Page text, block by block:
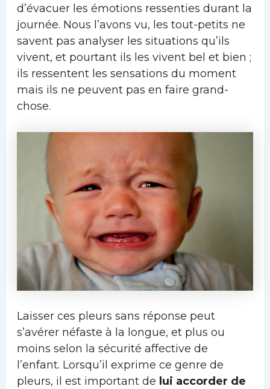
d’évacuer les émotions ressenties durant la
journée. Nous l’avons vu, les tout-petits ne
savent pas analyser les situations qu’ils
vivent, et pourtant ils les vivent bel et bien ;
ils ressentent les sensations du moment
mais ils ne peuvent pas en faire grand-
chose.
Laisser ces pleurs sans réponse peut
s’avérer néfaste à la longue, et plus ou
moins selon la sécurité affective de
l’enfant. Lorsqu’il exprime ce genre de
pleurs, il est important de lui accorder de